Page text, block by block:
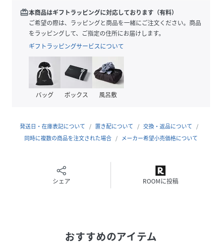
天然のかごのような風合いながら、水気に強く、摩耗しにく
いので気軽に取り入れていただけます。
レザーを組み合わせることでジュアルになりすぎず、大人っ
ぽいスタイリングにもマッチします。
「カゴバッグはちょっと抵抗がある…」という方でも、挑戦
しやすいデザインに仕上げました。
ば、こなれ感をプラス。
・ワンピースやスカートなどのフェミニンなスタイルに合わ
redeem本商品はギフトラッピングに対応しております（有料）
ご希望の際は、ラッピングと商品を一緒にご注文ください。商品
をラッピングして、ご指定の住所にお届けします。
ギフトラッピングサービスについて
バッグ ボックス 風呂敷
発送日・在庫表記について 置き配について
交換・返品について
同時に複数の商品を注文された場合
メーカー希望小売価格について
シェア ROOMに投稿
おすすめのアイテム